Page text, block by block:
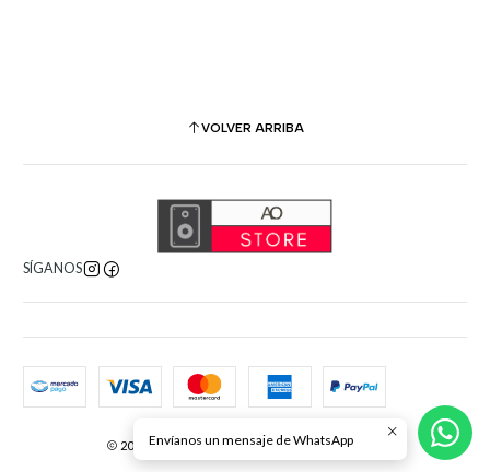
VOLVER ARRIBA
SÍGANOS
2026 AO Store. Todos los derechos reservados
Envíanos un mensaje de WhatsApp